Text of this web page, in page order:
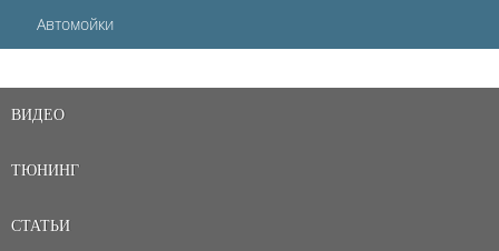
Автомойки
ВИДЕО
ТЮНИНГ
СТАТЬИ